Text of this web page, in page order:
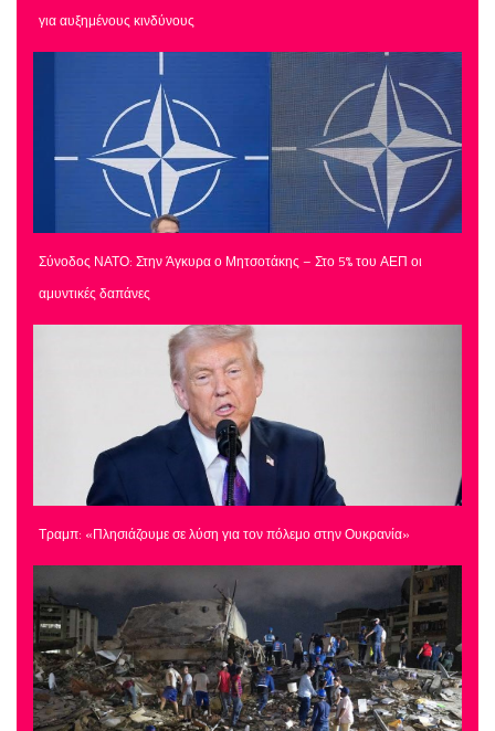
για αυξημένους κινδύνους
Σύνοδος ΝΑΤΟ: Στην Άγκυρα ο Μητσοτάκης – Στο 5% του ΑΕΠ οι
αμυντικές δαπάνες
Τραμπ: «Πλησιάζουμε σε λύση για τον πόλεμο στην Ουκρανία»